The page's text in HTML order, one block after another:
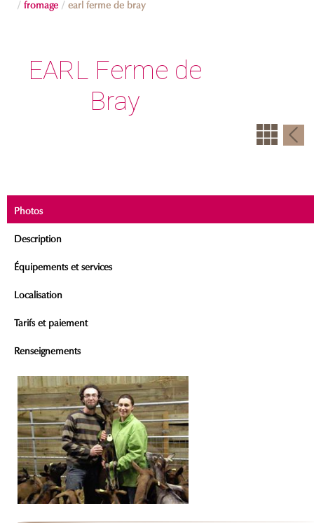
fromage earl ferme de bray
EARL Ferme de
Bray
Photos
Description
Équipements et services
Localisation
Tarifs et paiement
Renseignements